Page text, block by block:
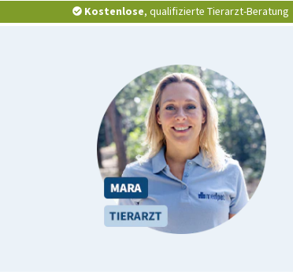
Kostenlose, qualifizierte Tierarzt-Beratung